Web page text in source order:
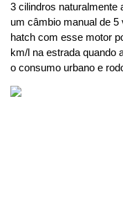
3 cilindros naturalmente
um câmbio manual de
hatch com esse motor
km/l na estrada quando
o consumo urbano e